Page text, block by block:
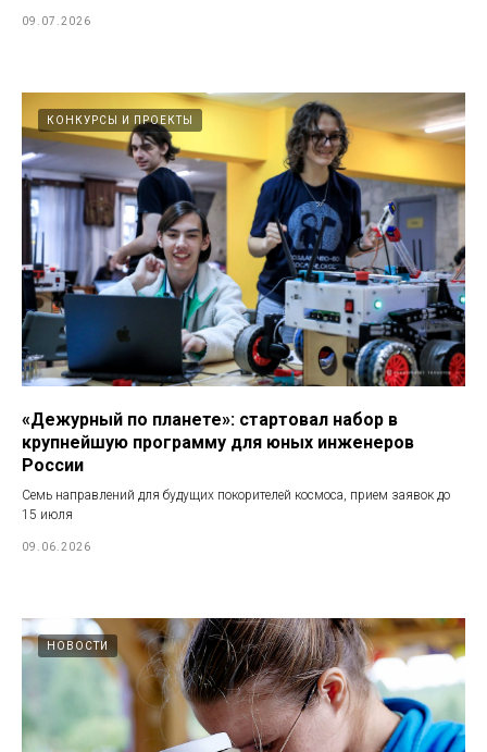
09.07.2026
КОНКУРСЫ И ПРОЕКТЫ
«Дежурный по планете»: стартовал набор в
крупнейшую программу для юных инженеров
России
Семь направлений для будущих покорителей космоса, прием заявок до
15 июля
09.06.2026
НОВОСТИ